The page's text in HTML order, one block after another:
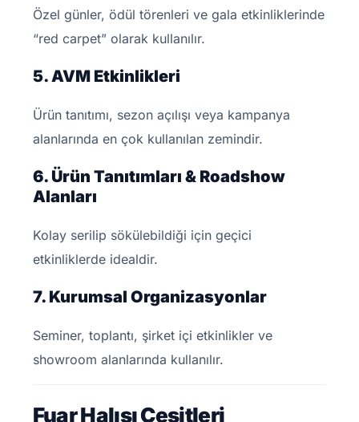
Özel günler, ödül törenleri ve gala etkinliklerinde
“red carpet” olarak kullanılır.
5. AVM Etkinlikleri
Ürün tanıtımı, sezon açılışı veya kampanya
alanlarında en çok kullanılan zemindir.
6. Ürün Tanıtımları & Roadshow
Alanları
Kolay serilip sökülebildiği için geçici
etkinliklerde idealdir.
7. Kurumsal Organizasyonlar
Seminer, toplantı, şirket içi etkinlikler ve
showroom alanlarında kullanılır.
Fuar Halısı Çeşitleri